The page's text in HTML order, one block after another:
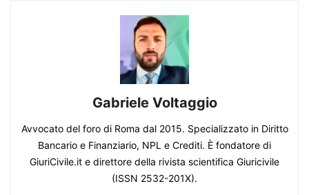
Gabriele Voltaggio
Avvocato del foro di Roma dal 2015. Specializzato in Diritto
Bancario e Finanziario, NPL e Crediti. È fondatore di
GiuriCivile.it e direttore della rivista scientifica Giuricivile
(ISSN 2532-201X).